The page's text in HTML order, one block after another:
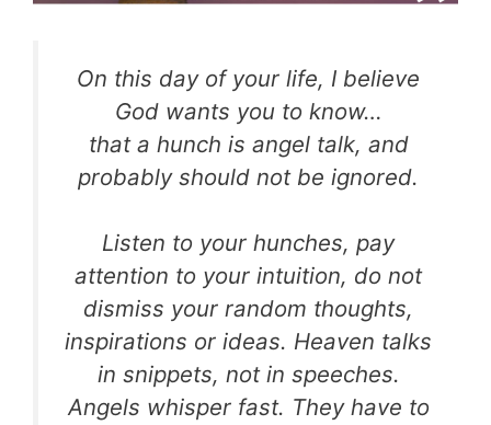
On this day of your life, I believe
God wants you to know…
that a hunch is angel talk, and
probably should not be ignored.
Listen to your hunches, pay
attention to your intuition, do not
dismiss your random thoughts,
inspirations or ideas. Heaven talks
in snippets, not in speeches.
Angels whisper fast. They have to